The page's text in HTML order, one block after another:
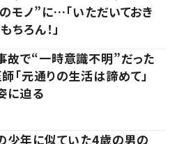
モノ”に…「いただいておき
ちろん！」
故で“一時意識不明”だった
「元通りの生活は諦めて」
に迫る
少年に似ていた4歳の男の